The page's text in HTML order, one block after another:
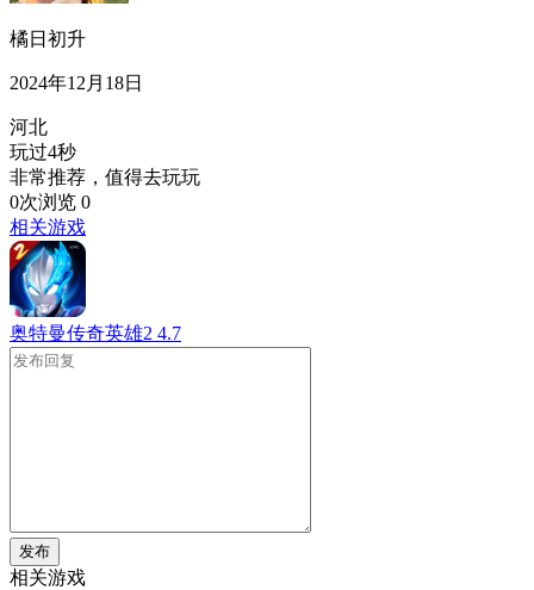
橘日初升
2024年12月18日
河北
玩过4秒
非常推荐，值得去玩玩
0次浏览 0
相关游戏
奥特曼传奇英雄2 4.7
发布
相关游戏